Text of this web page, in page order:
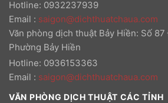
Hotline: 0932237939
Email : saigon@dichthuatchaua.com
Văn phòng dịch thuật Bảy Hiền: Số
Phường Bảy Hiền
Hotline: 0936153363
Email : saigon@dichthuatchaua.com
VĂN PHÒNG DỊCH THUẬT CÁC TỈNH